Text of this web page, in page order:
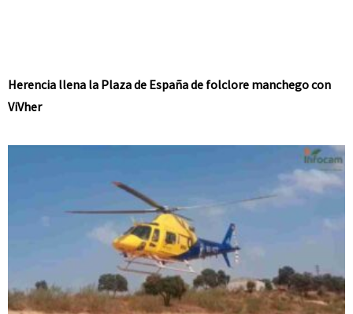
Herencia llena la Plaza de España de folclore manchego con
ViVher